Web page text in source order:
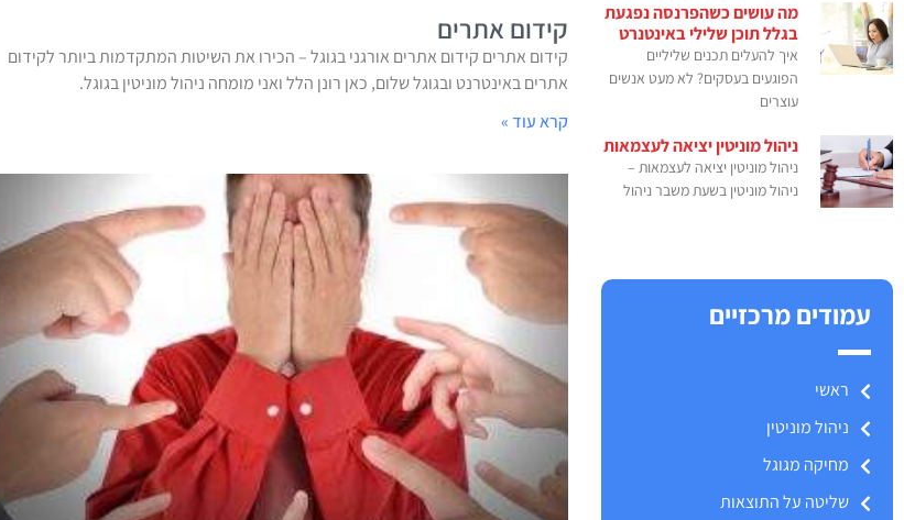
מה עושים כשהפרנסה נפגעת
בגלל תוכן שלילי באינטנרט
איך להעלים תכנים שליליים
הפוגעים בעסקים? לא מעט אנשים
עוצרים
ניהול מוניטין יציאה לעצמאות
ניהול מוניטין יציאה לעצמאות –
ניהול מוניטין בשעת משבר ניהול
עמודים מרכזיים
ראשי
ניהול מוניטין
מחיקה מגוגל
שליטה על התוצאות
קידום אתרים
קידום אתרים קידום אתרים אורגני בגוגל – הכירו את השיטות המתקדמות ביותר לקידום
אתרים באינטרנט ובגוגל שלום, כאן רונן הלל ואני מומחה ניהול מוניטין בגוגל.
קרא עוד »